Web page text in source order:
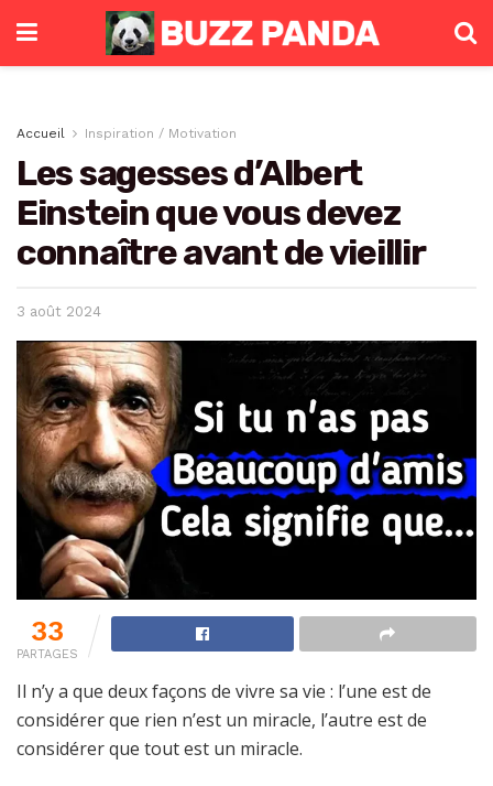
Accueil Inspiration / Motivation
Les sagesses d’Albert
Einstein que vous devez
connaître avant de vieillir
3 août 2024
33
PARTAGES
Il n’y a que deux façons de vivre sa vie : l’une est de
considérer que rien n’est un miracle, l’autre est de
considérer que tout est un miracle.